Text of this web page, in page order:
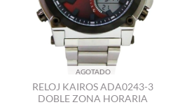
AGOTADO
RELOJ KAIROS ADA0243-3
DOBLE ZONA HORARIA